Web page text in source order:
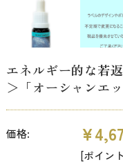
エネルギー的な若
＞「オーシャンエ
価格:
[ポイン